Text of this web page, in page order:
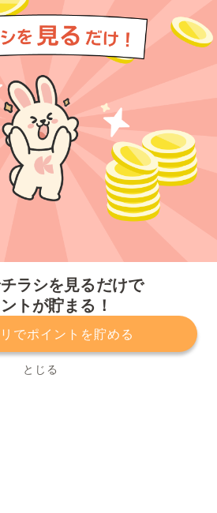
ラシを見るだけで
トが貯まる！
でポイントを貯める
とじる
シー 利用規約
運営会社
問い合わせ